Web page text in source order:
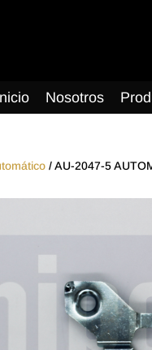
Nosotros
/ AU-2047-5